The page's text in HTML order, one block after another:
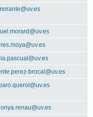
brocal@uv.es